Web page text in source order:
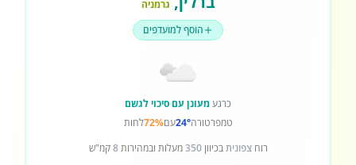
גרמניה
הוסף למועדפים
כרגעמעונן עם סיכוי לגשם
טמפרטורה24°עם72%לחות
רוחצפוניתבכיוון350מעלות ובמהירות8קמ"ש